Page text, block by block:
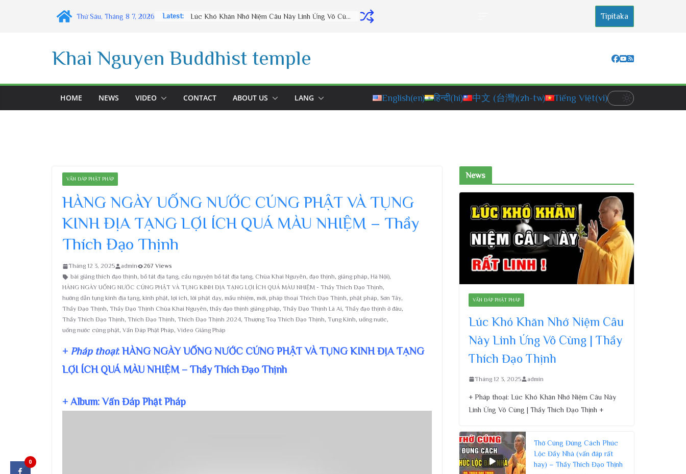
Thứ Sáu, Tháng 8 7, 2026 Latest: Thờ Cúng Đúng Cách Phúc Lộc Đầy Nhà (vấn đáp rất hay) – Thầy Thích Đạo Thịnh Tipitaka
Khai Nguyen Buddhist temple
HOME NEWS VIDEO CONTACT ABOUT US LANG English(en) हिन्दी(hi) 中文 (台灣)(zh-tw) Tiếng Việt(vi)
VẤN ĐÁP PHẬT PHÁP
HÀNG NGÀY UỐNG NƯỚC CÚNG PHẬT VÀ TỤNG
KINH ĐỊA TẠNG LỢI ÍCH QUÁ MÀU NHIỆM – Thầy
Thích Đạo Thịnh
Tháng 12 3, 2025 admin
267 Views
bài giảng thích đạo thịnh, bồ tát địa tạng, cầu nguyện bồ tát địa tạng, Chùa Khai Nguyên, đạo thịnh, giảng pháp, Hà Nội),
HÀNG NGÀY UỐNG NƯỚC CÚNG PHẬT VÀ TỤNG KINH ĐỊA TẠNG LỢI ÍCH QUÁ MÀU NHIỆM - Thầy Thích Đạo Thịnh,
hướng dẫn tụng kinh địa tạng, kinh phật, lợi ích, lời phật dạy, mầu nhiệm, mới, pháp thoại Thích Đạo Thịnh, phật pháp, Sơn Tây,
Thầy Đạo Thịnh, Thầy Đạo Thịnh Chùa Khai Nguyên, thầy đạo thịnh giảng pháp, Thầy Đạo Thịnh Là Ai, Thầy đạo thịnh ở đâu,
Thầy Thích Đạo Thịnh, Thích Đạo Thịnh, Thích Đạo Thịnh 2024, Thượng Toạ Thích Đạo Thịnh, Tụng Kinh, uống nước,
uống nước cúng phật, Vấn Đáp Phật Pháp, Video Giảng Pháp
+ Pháp thoại: HÀNG NGÀY UỐNG NƯỚC CÚNG PHẬT VÀ TỤNG KINH ĐỊA TẠNG
LỢI ÍCH QUÁ MÀU NHIỆM – Thầy Thích Đạo Thịnh
+ Album: Vấn Đáp Phật Pháp
News
VẤN ĐÁP PHẬT PHÁP
Lúc Khó Khăn Nhớ Niệm Câu
Này Linh Ứng Vô Cùng | Thầy
Thích Đạo Thịnh
Tháng 12 3, 2025 admin
+ Pháp thoại: Lúc Khó Khăn Nhớ Niệm Câu Này
Linh Ứng Vô Cùng | Thầy Thích Đạo Thịnh +
Thờ Cúng Đúng Cách Phúc
Lộc Đầy Nhà (vấn đáp rất
hay) – Thầy Thích Đạo Thịnh
0